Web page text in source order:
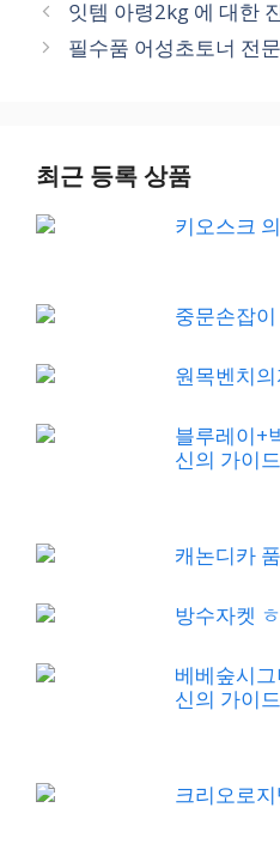
잇템 아령2kg 에 대한
필수품 어성초토너 전
최근 등록 상품
키오스크
중문손잡
원목벤치
블루레이+
신의 가이드
캐논디카
방수자켓
베베숲시
신의 가이드
크리오로